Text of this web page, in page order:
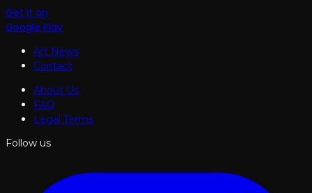
Get it on
Google Play
Art News
Contact
About Us
FAQ
Legal Terms
Follow us